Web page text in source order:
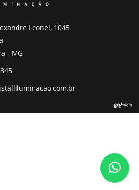
Leonel, 1045
- MG